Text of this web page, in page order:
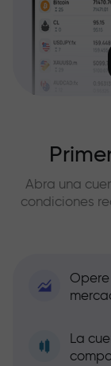
Abra una
condiciones
La